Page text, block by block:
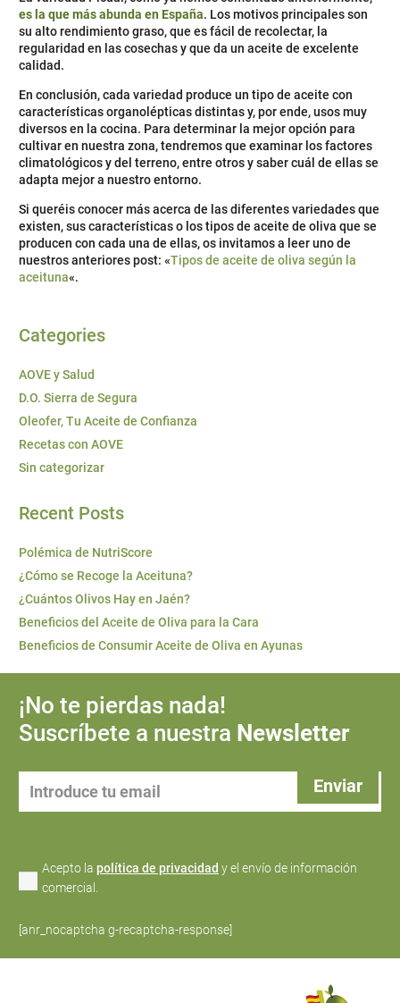
es la que más abunda en España. Los motivos principales son
su alto rendimiento graso, que es fácil de recolectar, la
regularidad en las cosechas y que da un aceite de excelente
calidad.
En conclusión, cada variedad produce un tipo de aceite con
características organolépticas distintas y, por ende, usos muy
diversos en la cocina. Para determinar la mejor opción para
cultivar en nuestra zona, tendremos que examinar los factores
climatológicos y del terreno, entre otros y saber cuál de ellas se
adapta mejor a nuestro entorno.
Si queréis conocer más acerca de las diferentes variedades que
existen, sus características o los tipos de aceite de oliva que se
producen con cada una de ellas, os invitamos a leer uno de
nuestros anteriores post: «Tipos de aceite de oliva según la
aceituna«.
Categories
AOVE y Salud
D.O. Sierra de Segura
Oleofer, Tu Aceite de Confianza
Recetas con AOVE
Sin categorizar
Recent Posts
Polémica de NutriScore
¿Cómo se Recoge la Aceituna?
¿Cuántos Olivos Hay en Jaén?
Beneficios del Aceite de Oliva para la Cara
Beneficios de Consumir Aceite de Oliva en Ayunas
¡No te pierdas nada!
Suscríbete a nuestra Newsletter
Acepto la política de privacidad y el envío de información
comercial.
[anr_nocaptcha g-recaptcha-response]